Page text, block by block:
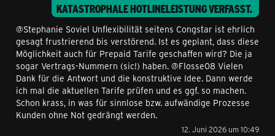
KATASTROPHALE HOTLINELEISTUNGVERFASST.
@Stephanie Soviel Unflexibilität seitens Congstar ist ehrlich
gesagt frustrierend bis verstörend. Ist es geplant, dass diese
Möglichkeit auch für Prepaid Tarife geschaffen wird? Die ja
sogar Vertrags-Nummern (sic!) haben. @Flosse08 Vielen
Dank für die Antwort und die konstruktive Idee. Dann werde
ich mal die aktuellen Tarife prüfen und es ggf. so machen.
Schon krass, in was für sinnlose bzw. aufwändige Prozesse
Kunden ohne Not gedrängt werden.
12. Juni 2026 um 10:49